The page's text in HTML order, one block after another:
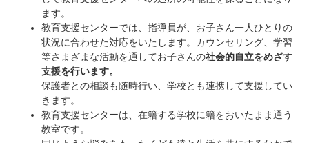
ます。
教育支援センターでは、指導員が、お子さん一人ひとりの
状況に合わせた対応をいたします。カウンセリング、学習
等さまざまな活動を通してお子さんの社会的自立をめざす
支援を行います。
保護者との相談も随時行い、学校とも連携して支援してい
きます。
教育支援センターは、在籍する学校に籍をおいたまま通う
教室です。